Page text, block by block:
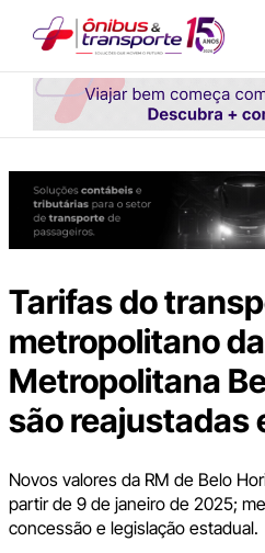
conteúdo
Tarifas do
metropolitano
Metropolitana
são reajustadas
Novos valores da RM de Belo
partir de 9 de janeiro de 2025;
concessão e legislação estadual.